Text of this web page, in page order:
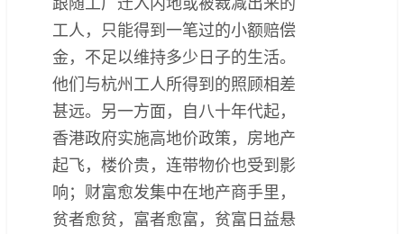
工人，只能得到一笔过的小额赔偿
金，不足以维持多少日子的生活。
他们与杭州工人所得到的照顾相差
甚远。另一方面，自八十年代起，
香港政府实施高地价政策，房地产
起飞，楼价贵，连带物价也受到影
响；财富愈发集中在地产商手里，
贫者愈贫，富者愈富，贫富日益悬